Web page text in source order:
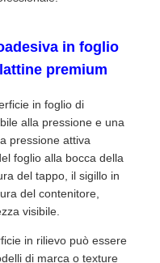
in foglio
premium
in foglio di
alla pressione e una
pressione attiva
foglio alla bocca della
del tappo, il sigillo in
del contenitore,
visibile.
in rilievo può essere
di marca o texture